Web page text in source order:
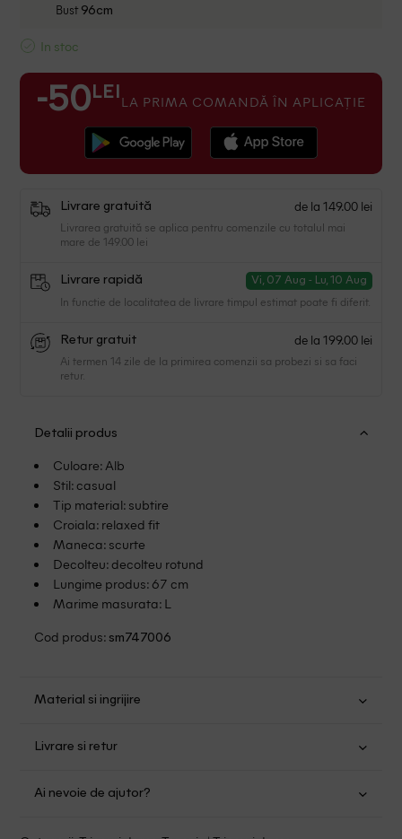
Bust 96cm
In stoc
-50 LEI LA PRIMA COMANDĂ ÎN APLICAȚIE
Livrare gratuită de la 149.00 lei
Livrarea gratuită se aplica pentru comenzile cu totalul mai
mare de 149.00 lei
Livrare rapidă Vi, 07 Aug - Lu, 10 Aug
In functie de localitatea de livrare timpul estimat poate fi diferit.
Retur gratuit de la 199.00 lei
Ai termen 14 zile de la primirea comenzii sa probezi si sa faci
retur.
Detalii produs
Culoare: Alb
Stil: casual
Tip material: subtire
Croiala: relaxed fit
Maneca: scurte
Decolteu: decolteu rotund
Lungime produs: 67 cm
Marime masurata: L
Cod produs: sm747006
Material si ingrijire
Nu folositi inalbitor
Nu uscati in uscator
Livrare si retur
mare de 149.00 lei.
Ai nevoie de ajutor?